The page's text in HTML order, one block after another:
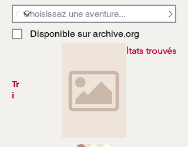
Disponible sur archive.org
3972 résultats trouvés
Tr
i